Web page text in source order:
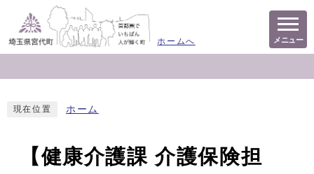
ホームへ メニュー
現在位置 ホーム
【健康介護課 介護保険担